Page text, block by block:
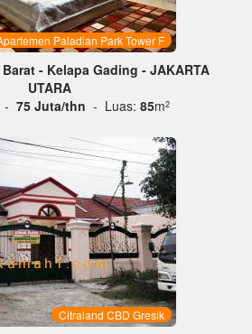
Paladian Park Tower F
- Kelapa Gading - JAKARTA
UTARA
- 75 Juta/thn - Luas: 85m2
Citraland CBD Gresik